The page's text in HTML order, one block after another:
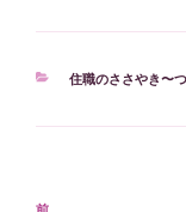
カ
住職のささやき〜
投